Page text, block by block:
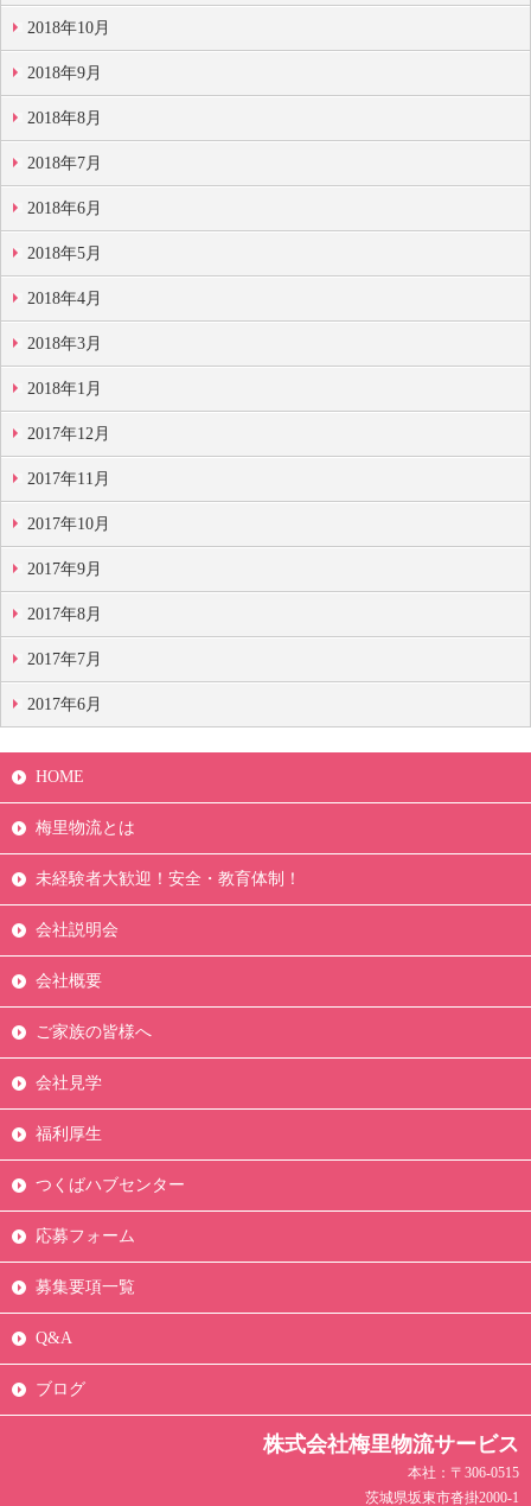
2018年10月
2018年9月
2018年8月
2018年7月
2018年6月
2018年5月
2018年4月
2018年3月
2018年1月
2017年12月
2017年11月
2017年10月
2017年9月
2017年8月
2017年7月
2017年6月
HOME
梅里物流とは
未経験者大歓迎！安全・教育体制！
会社説明会
会社概要
ご家族の皆様へ
会社見学
福利厚生
つくばハブセンター
応募フォーム
募集要項一覧
Q&A
ブログ
株式会社梅里物流サービス
本社：〒306-0515
茨城県坂東市沓掛2000-1